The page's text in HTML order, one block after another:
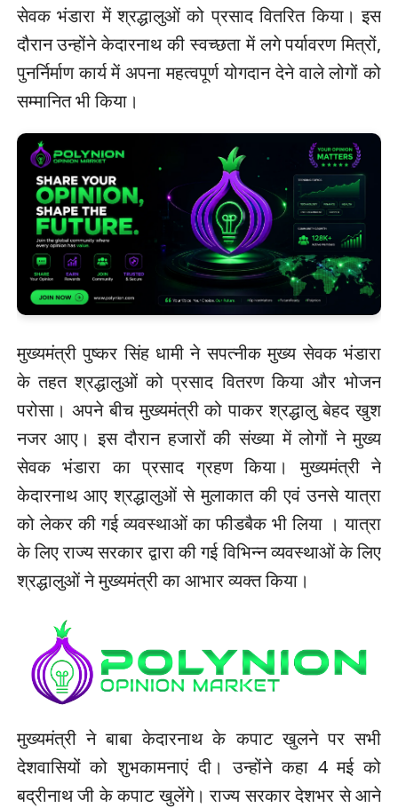
सेवक भंडारा में श्रद्धालुओं को प्रसाद वितरित किया। इस
दौरान उन्होंने केदारनाथ की स्वच्छता में लगे पर्यावरण मित्रों,
पुनर्निर्माण कार्य में अपना महत्वपूर्ण योगदान देने वाले लोगों को
सम्मानित भी किया।
मुख्यमंत्री पुष्कर सिंह धामी ने सपत्नीक मुख्य सेवक भंडारा
के तहत श्रद्धालुओं को प्रसाद वितरण किया और भोजन
परोसा। अपने बीच मुख्यमंत्री को पाकर श्रद्धालु बेहद खुश
नजर आए। इस दौरान हजारों की संख्या में लोगों ने मुख्य
सेवक भंडारा का प्रसाद ग्रहण किया। मुख्यमंत्री ने
केदारनाथ आए श्रद्धालुओं से मुलाकात की एवं उनसे यात्रा
को लेकर की गई व्यवस्थाओं का फीडबैक भी लिया । यात्रा
के लिए राज्य सरकार द्वारा की गई विभिन्न व्यवस्थाओं के लिए
श्रद्धालुओं ने मुख्यमंत्री का आभार व्यक्त किया।
मुख्यमंत्री ने बाबा केदारनाथ के कपाट खुलने पर सभी
देशवासियों को शुभकामनाएं दी। उन्होंने कहा 4 मई को
बद्रीनाथ जी के कपाट खुलेंगे। राज्य सरकार देशभर से आने